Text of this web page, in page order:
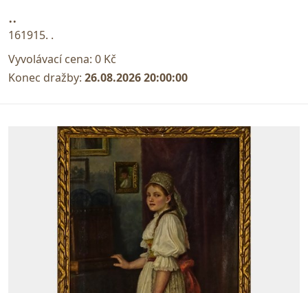
..
161915. .
Vyvolávací cena: 0 Kč
Konec dražby: 26.08.2026 20:00:00